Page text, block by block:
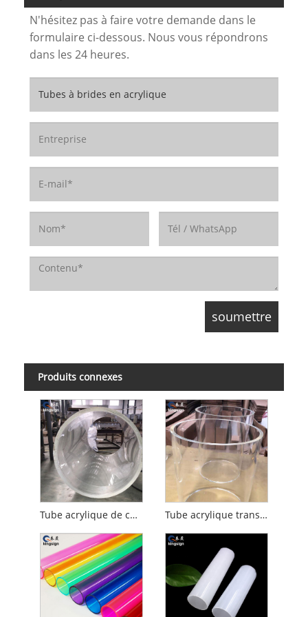
N'hésitez pas à faire votre demande dans le
formulaire ci-dessous. Nous vous répondrons
dans les 24 heures.
Produits connexes
Tube acrylique de chambre d'oxygène hyperbare Tube acrylique transparent